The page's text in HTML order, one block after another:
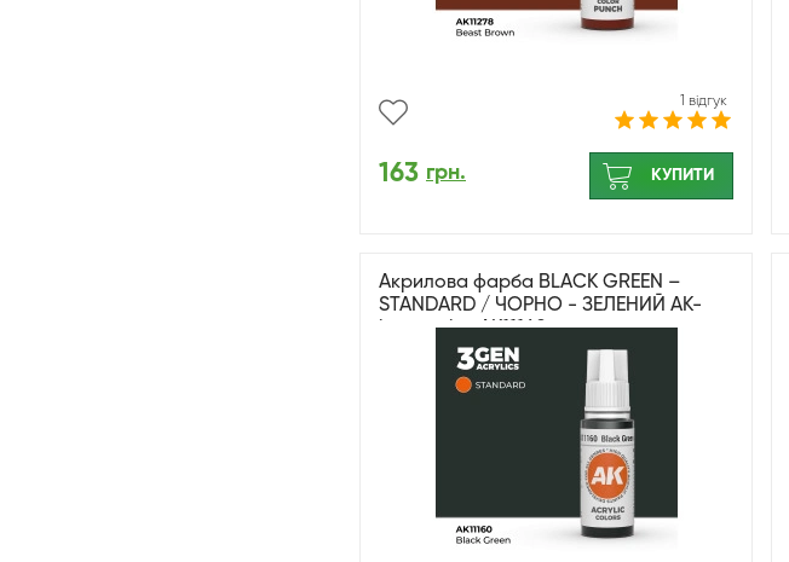
1 відгук
163 грн. КУПИТИ
Акрилова фарба BLACK GREEN –
STANDARD / ЧОРНО - ЗЕЛЕНИЙ AK-
interactive AK11160